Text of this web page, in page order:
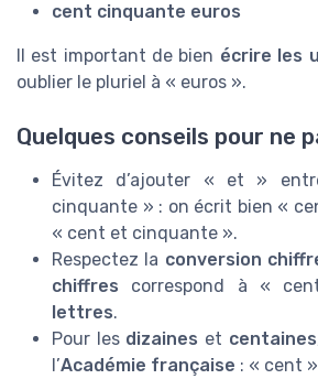
cent cinquante euros
Il est important de bien écrire les
oublier le pluriel à « euros ».
Quelques conseils pour ne
Évitez d’ajouter « et »
cinquante » : on écrit bien «
« cent et cinquante ».
Respectez la conversion
chiffres correspond à «
lettres.
Pour les dizaines et centaines
l’Académie française : « cent